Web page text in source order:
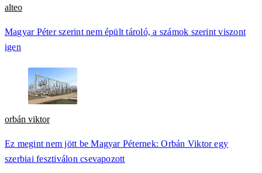
alteo
Magyar Péter szerint nem épült tároló, a számok szerint viszont
igen
orbán viktor
Ez megint nem jött be Magyar Péternek: Orbán Viktor egy
szerbiai fesztiválon csevapozott